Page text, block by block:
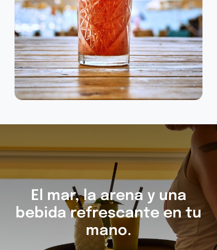
El mar, la arena y una
bebida refrescante en tu
mano.